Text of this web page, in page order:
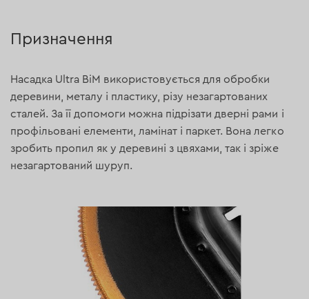
Призначення
Насадка Ultra BiM використовується для обробки
деревини, металу і пластику, різу незагартованих
сталей. За її допомоги можна підрізати дверні рами і
профільовані елементи, ламінат і паркет. Вона легко
зробить пропил як у деревині з цвяхами, так і зріже
незагартований шуруп.